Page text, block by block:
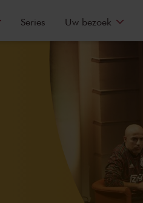
Series Uw bezoek